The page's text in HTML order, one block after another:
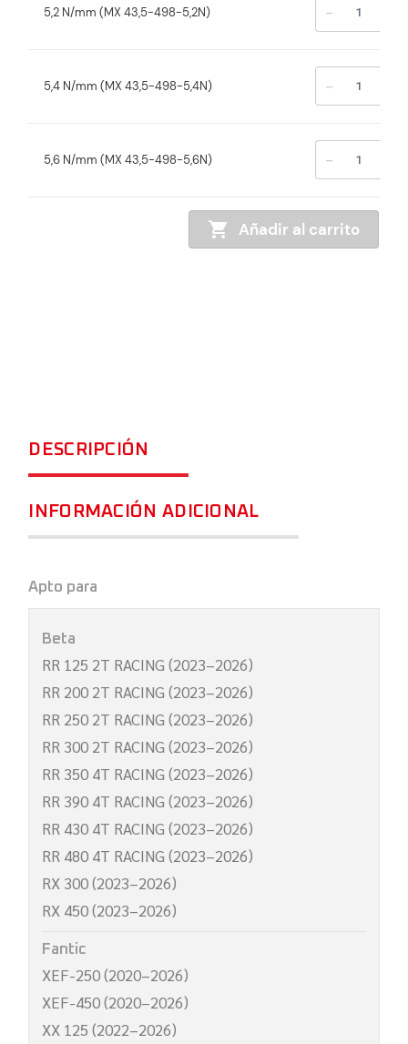
5,2 N/mm (MX 43,5-498-5,2N) -
5,4 N/mm (MX 43,5-498-5,4N) -
5,6 N/mm (MX 43,5-498-5,6N) -
Añadir al carrito
DESCRIPCIÓN
INFORMACIÓN ADICIONAL
Apto para
Beta
RR 125 2T RACING (2023–2026)
RR 200 2T RACING (2023–2026)
RR 250 2T RACING (2023–2026)
RR 300 2T RACING (2023–2026)
RR 350 4T RACING (2023–2026)
RR 390 4T RACING (2023–2026)
RR 430 4T RACING (2023–2026)
RR 480 4T RACING (2023–2026)
RX 300 (2023–2026)
RX 450 (2023–2026)
Fantic
XEF-250 (2020–2026)
XEF-450 (2020–2026)
XX 125 (2022–2026)